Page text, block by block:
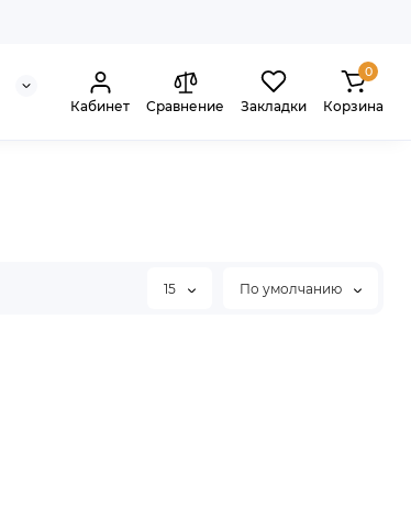
Кабинет Сравнение Закладки
0
Корзина
15 По умолчанию